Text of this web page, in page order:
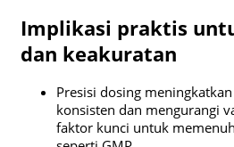
Implikasi praktis
dan keakuratan
Presisi dosing
konsisten dan mengurangi
faktor kunci untuk